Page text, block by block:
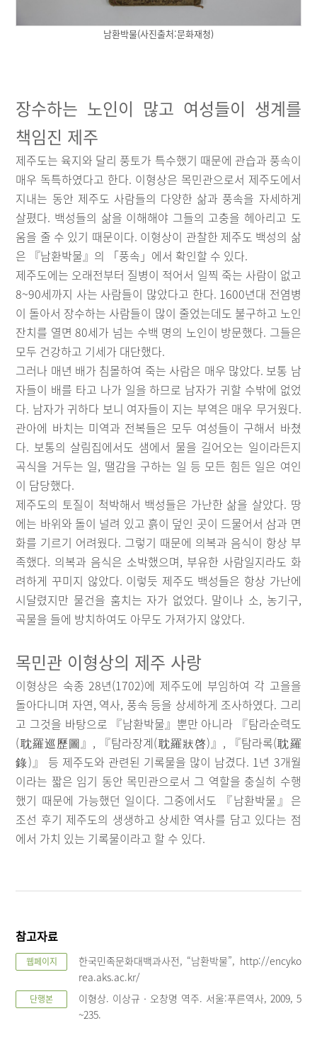
남환박물(사진출처:문화재청)
장수하는 노인이 많고 여성들이 생계를
책임진 제주
제주도는 육지와 달리 풍토가 특수했기 때문에 관습과 풍속이
매우 독특하였다고 한다. 이형상은 목민관으로서 제주도에서
지내는 동안 제주도 사람들의 다양한 삶과 풍속을 자세하게
살폈다. 백성들의 삶을 이해해야 그들의 고충을 헤아리고 도
움을 줄 수 있기 때문이다. 이형상이 관찰한 제주도 백성의 삶
은 『남환박물』의 「풍속」에서 확인할 수 있다.
제주도에는 오래전부터 질병이 적어서 일찍 죽는 사람이 없고
8~90세까지 사는 사람들이 많았다고 한다. 1600년대 전염병
이 돌아서 장수하는 사람들이 많이 줄었는데도 불구하고 노인
잔치를 열면 80세가 넘는 수백 명의 노인이 방문했다. 그들은
모두 건강하고 기세가 대단했다.
그러나 매년 배가 침몰하여 죽는 사람은 매우 많았다. 보통 남
자들이 배를 타고 나가 일을 하므로 남자가 귀할 수밖에 없었
다. 남자가 귀하다 보니 여자들이 지는 부역은 매우 무거웠다.
관아에 바치는 미역과 전복들은 모두 여성들이 구해서 바쳤
다. 보통의 살림집에서도 샘에서 물을 길어오는 일이라든지
곡식을 거두는 일, 땔감을 구하는 일 등 모든 힘든 일은 여인
이 담당했다.
제주도의 토질이 척박해서 백성들은 가난한 삶을 살았다. 땅
에는 바위와 돌이 널려 있고 흙이 덮인 곳이 드물어서 삼과 면
화를 기르기 어려웠다. 그렇기 때문에 의복과 음식이 항상 부
족했다. 의복과 음식은 소박했으며, 부유한 사람일지라도 화
려하게 꾸미지 않았다. 이렇듯 제주도 백성들은 항상 가난에
시달렸지만 물건을 훔치는 자가 없었다. 말이나 소, 농기구,
곡물을 들에 방치하여도 아무도 가져가지 않았다.
목민관 이형상의 제주 사랑
이형상은 숙종 28년(1702)에 제주도에 부임하여 각 고을을
돌아다니며 자연, 역사, 풍속 등을 상세하게 조사하였다. 그리
고 그것을 바탕으로 『남환박물』뿐만 아니라 『탐라순력도
(耽羅巡歷圖』, 『탐라장계(耽羅狀啓)』, 『탐라록(耽羅
錄)』 등 제주도와 관련된 기록물을 많이 남겼다. 1년 3개월
이라는 짧은 임기 동안 목민관으로서 그 역할을 충실히 수행
했기 때문에 가능했던 일이다. 그중에서도 『남환박물』은
조선 후기 제주도의 생생하고 상세한 역사를 담고 있다는 점
에서 가치 있는 기록물이라고 할 수 있다.
참고자료
웹페이지
한국민족문화대백과사전, “남환박물”, http://encyko
rea.aks.ac.kr/
단행본
이형상. 이상규‧오창명 역주. 서울:푸른역사, 2009, 5
~235.